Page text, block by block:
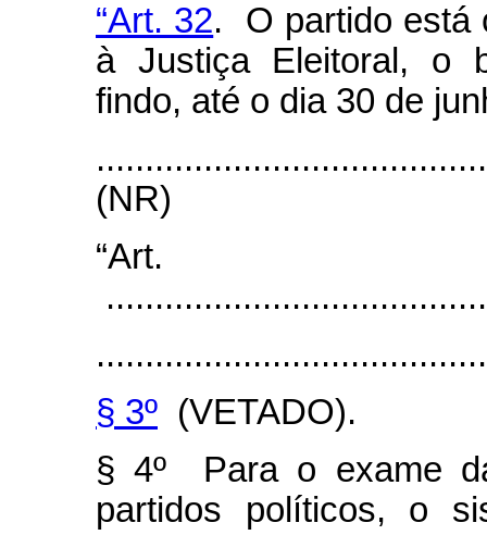
“Art. 32. O partido está
à Justiça Eleitoral, o
findo, até o dia 30 de
(NR)
§ 3º (VETADO).
§ 4º Para o exame
partidos políticos, o